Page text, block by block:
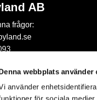
webbplats använder
använder
AB
frågor: